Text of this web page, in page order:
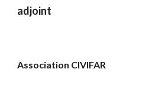
adjoint
Association CIVIFAR